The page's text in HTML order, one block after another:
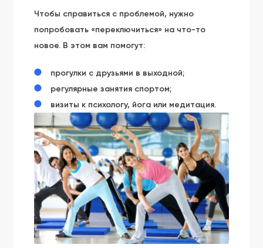
Чтобы справиться с проблемой, нужно
попробовать «переключиться» на что-то
новое. В этом вам помогут:
прогулки с друзьями в выходной;
регулярные занятия спортом;
визиты к психологу, йога или медитация.